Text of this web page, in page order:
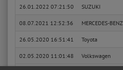
26.01.2022 07:21:50 SUZUKI
08.07.2021 12:52:36 MERCEDES-BENZ
26.05.2020 16:51:41 Toyota
02.05.2020 11:01:48 Volkswagen